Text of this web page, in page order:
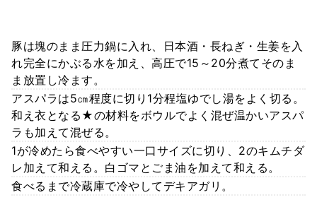
豚は塊のまま圧力鍋に入れ、日本酒・長ねぎ・生姜を入
れ完全にかぶる水を加え、高圧で15～20分煮てそのま
ま放置し冷ます。
アスパラは5㎝程度に切り1分程塩ゆでし湯をよく切る。
和え衣となる★の材料をボウルでよく混ぜ温かいアスパ
ラも加えて混ぜる。
1が冷めたら食べやすい一口サイズに切り、2のキムチダ
レ加えて和える。白ゴマとごま油を加えて和える。
食べるまで冷蔵庫で冷やしてデキアガリ。